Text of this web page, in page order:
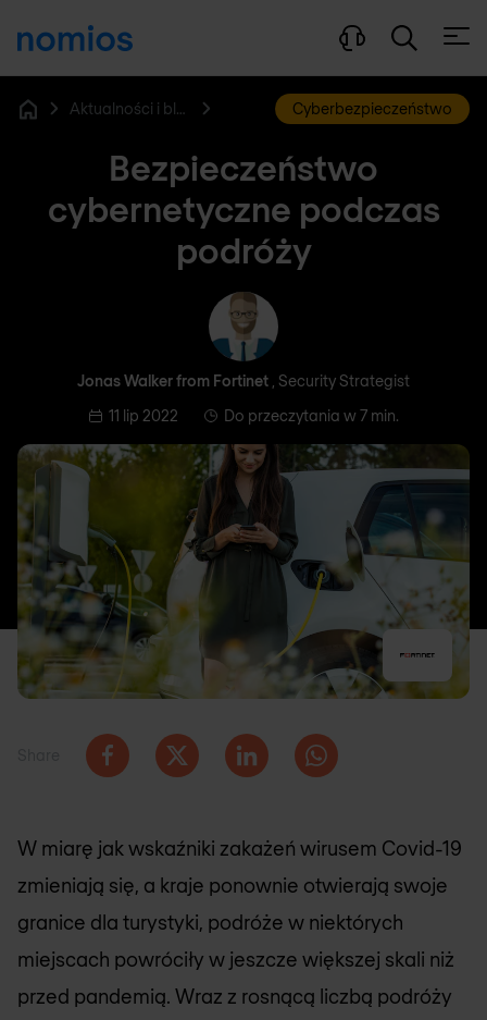
Aktualności i blog Cyberbezpieczeństwo
Bezpieczeństwo
cybernetyczne podczas
podróży
Jonas Walker from Fortinet
Jonas Walker from Fortinet , Security Strategist
11 lip 2022
Do przeczytania w 7 min.
W miarę jak wskaźniki zakażeń wirusem Covid-19
zmieniają się, a kraje ponownie otwierają swoje
granice dla turystyki, podróże w niektórych
miejscach powróciły w jeszcze większej skali niż
przed pandemią. Wraz z rosnącą liczbą podróży